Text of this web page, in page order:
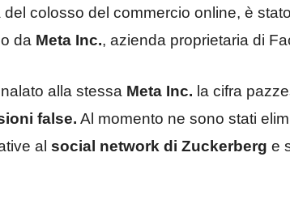
colosso del commercio online, è
da Meta Inc., azienda proprietaria di
alla stessa Meta Inc. la cifra
false. Al momento ne sono stati
al social network di Zuckerberg e